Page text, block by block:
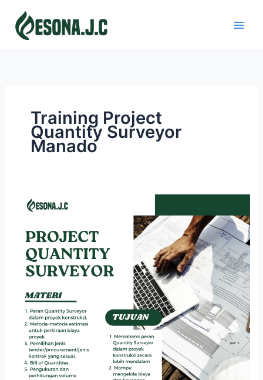
content
Training Project
Quantity Surveyor
Manado
PROJECT
QUANTITY
SURVEYOR